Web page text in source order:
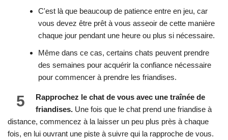
C'est là que beaucoup de patience entre en jeu, car
vous devez être prêt à vous asseoir de cette manière
chaque jour pendant une heure ou plus si nécessaire.
Même dans ce cas, certains chats peuvent prendre
des semaines pour acquérir la confiance nécessaire
pour commencer à prendre les friandises.
5
Rapprochez le chat de vous avec une traînée de
friandises. Une fois que le chat prend une friandise à
distance, commencez à la laisser un peu plus près à chaque
fois, en lui ouvrant une piste à suivre qui la rapproche de vous.